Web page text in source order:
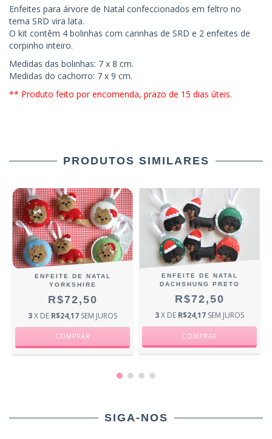
Enfeites para árvore de Natal confeccionados em feltro no
tema SRD vira lata.
O kit contêm 4 bolinhas com carinhas de SRD e 2 enfeites de
corpinho inteiro.
Medidas das bolinhas: 7 x 8 cm.
Medidas do cachorro: 7 x 9 cm.
** Produto feito por encomenda, prazo de 15 dias úteis.
PRODUTOS SIMILARES
ENFEITE DE NATAL
YORKSHIRE
R$72,50
3X DE R$24,17 SEM JUROS
ENFEITE DE NATAL
DACHSHUNG PRETO
R$72,50
3X DE R$24,17 SEM JUROS
SIGA-NOS